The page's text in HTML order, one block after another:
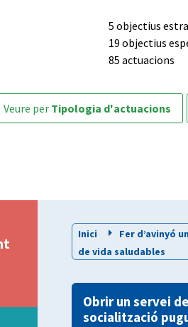
5 objectius
19 objectius
85 actuacions
veure per Tipologia d'actuacions
Inici Fer d’avinyó
de vida saludables
Obrir un servei
socialització